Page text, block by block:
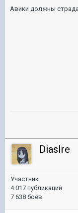
Авики должны
DiasIre
Участник
4 017 публикаций
7 638 боёв